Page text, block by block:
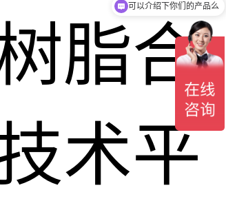
脂合
术平
可以介绍下你们的产品么